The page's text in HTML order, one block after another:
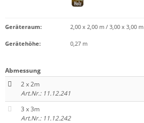
Geräteraum: 2,00 x 2,00 m / 3,00 x 3,00 m
Gerätehöhe: 0,27 m
Abmessung
2 x 2m
Art.Nr.: 11.12.241
3 x 3m
Art.Nr.: 11.12.242